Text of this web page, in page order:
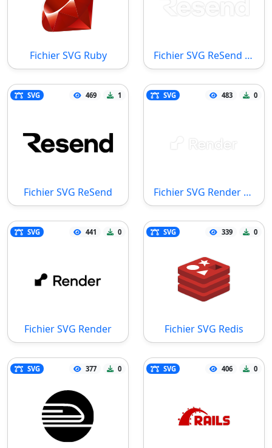
Fichier SVG Ruby Fichier SVG ReSend White
SVG 469 1
Fichier SVG ReSend
SVG 483 0
Fichier SVG Render White
SVG 441 0
Fichier SVG Render
SVG 339 0
Fichier SVG Redis
SVG 377 0 SVG 406 0